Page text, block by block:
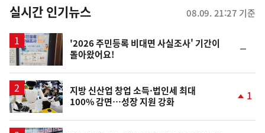
뉴
스
실시간 인기뉴스 08.09. 21:27 기준
'2026 주민등록 비대면 사실조사' 기간이
돌아왔어요!
일
지방 신산업 창업 소득·법인세 최대
100% 감면…성장 지원 강화
상
1